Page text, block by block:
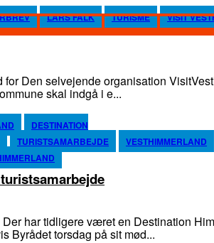
LARS FALK TURISME VISIT
selvejende organisation VisitVesthimmerland I
skal indgå i e...
DESTINATION
TURISTSAMARBEJDE VESTHIMMERLAND
har tidligere været en Destination
igen, hvis Byrådet torsdag på sit mød...